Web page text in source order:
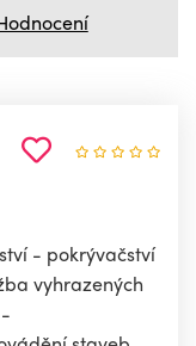
- pokrývačství
vyhrazených